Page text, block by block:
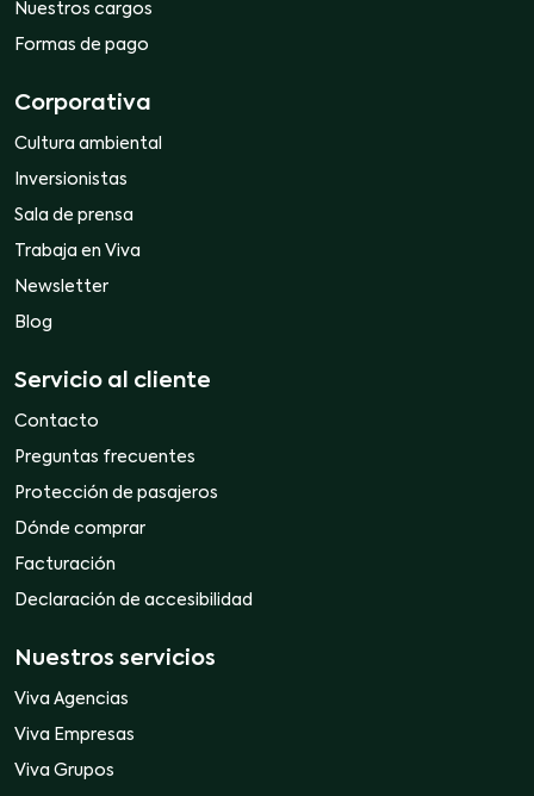
Nuestros cargos
Formas de pago
Corporativa
Cultura ambiental
Inversionistas
Sala de prensa
Trabaja en Viva
Newsletter
Blog
Servicio al cliente
Contacto
Preguntas frecuentes
Protección de pasajeros
Dónde comprar
Facturación
Declaración de accesibilidad
Nuestros servicios
Viva Agencias
Viva Empresas
Viva Grupos